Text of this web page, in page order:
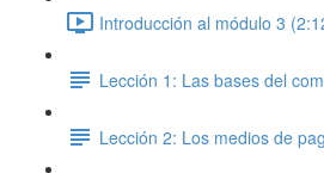
Introducción al módulo 3
Lección 1: Las bases del
Lección 2: Los medios de